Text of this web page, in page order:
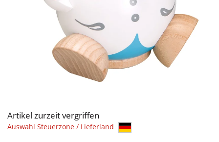
Artikel zurzeit vergriffen
Auswahl Steuerzone / Lieferland